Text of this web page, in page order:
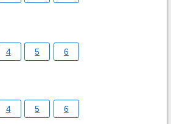
4 5 6
4 5 6